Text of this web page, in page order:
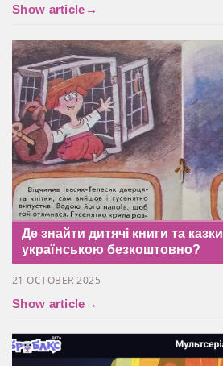
Show article →
Де знайти дитячі книги та казки
українською безкоштовно?
21 OCTOBER 2025
Show article →